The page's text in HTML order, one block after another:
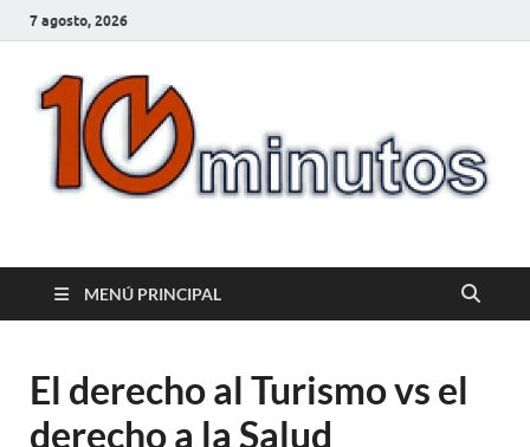
7 agosto, 2026
10minutos.com.uy
MENÚ PRINCIPAL
El derecho al Turismo vs el
derecho a la Salud